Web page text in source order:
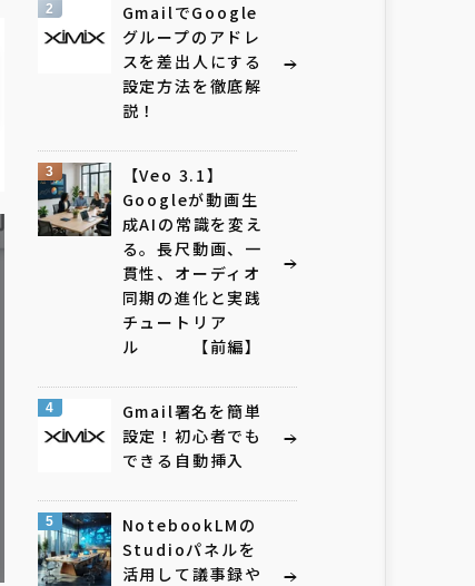
2
GmailでGoogle
グループのアドレ
スを差出人にする
設定方法を徹底解
説！
3
【Veo 3.1】
Googleが動画生
成AIの常識を変え
る。長尺動画、一
貫性、オーディオ
同期の進化と実践
チュートリア
ル 【前編】
4
Gmail署名を簡単
設定！初心者でも
できる自動挿入
5
NotebookLMの
Studioパネルを
活用して議事録や